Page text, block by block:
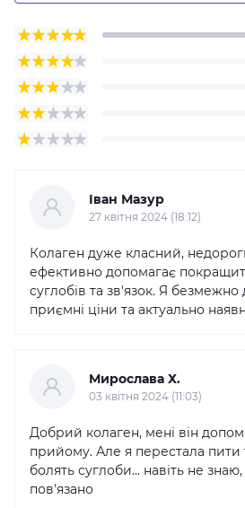
Іван Мазур
27 квітня 2024 (18:12)
Колаген дуже класний,
ефективно допомагає
суглобів та зв'язок. Я безмежно
приємні ціни та актуально
Мирослава Х.
03 квітня 2024 (11:03)
Добрий колаген, мені він
прийому. Але я перестала пити
болять суглоби... навіть не
пов'язано